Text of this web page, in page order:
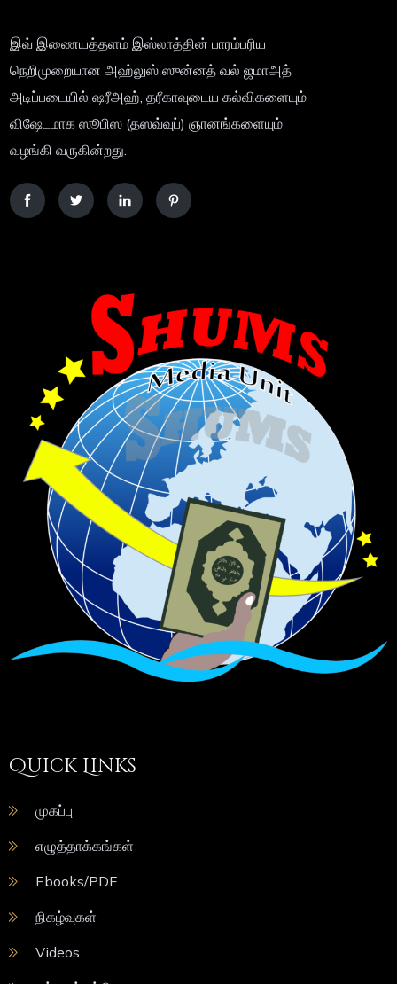
இவ் இணையத்தளம் இஸ்லாத்தின் பாரம்பரிய
நெறிமுறையான அஹ்லுஸ் ஸுன்னத் வல் ஜமாஅத்
அடிப்படையில் ஷரீஅஹ், தரீகாவுடைய கல்விகளையும்
விஷேடமாக ஸூபிஸ (தஸவ்வுப்) ஞானங்களையும்
வழங்கி வருகின்றது.
Quick Links
முகப்பு
எழுத்தாக்கங்கள்
Ebooks/PDF
நிகழ்வுகள்
Videos